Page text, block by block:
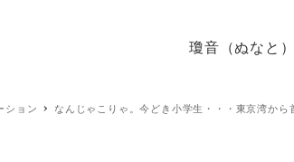
瓊音（ぬなと
ション なんじゃこりゃ。今どき小学生・・・東京湾から